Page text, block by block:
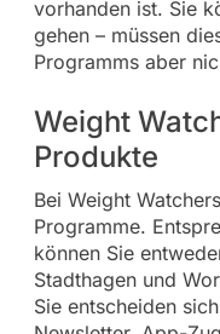
vorhanden ist. Sie
gehen – müssen
Programms aber
Weight
Produkte
Bei Weight
Programme.
können Sie
Stadthagen und
Sie entscheiden